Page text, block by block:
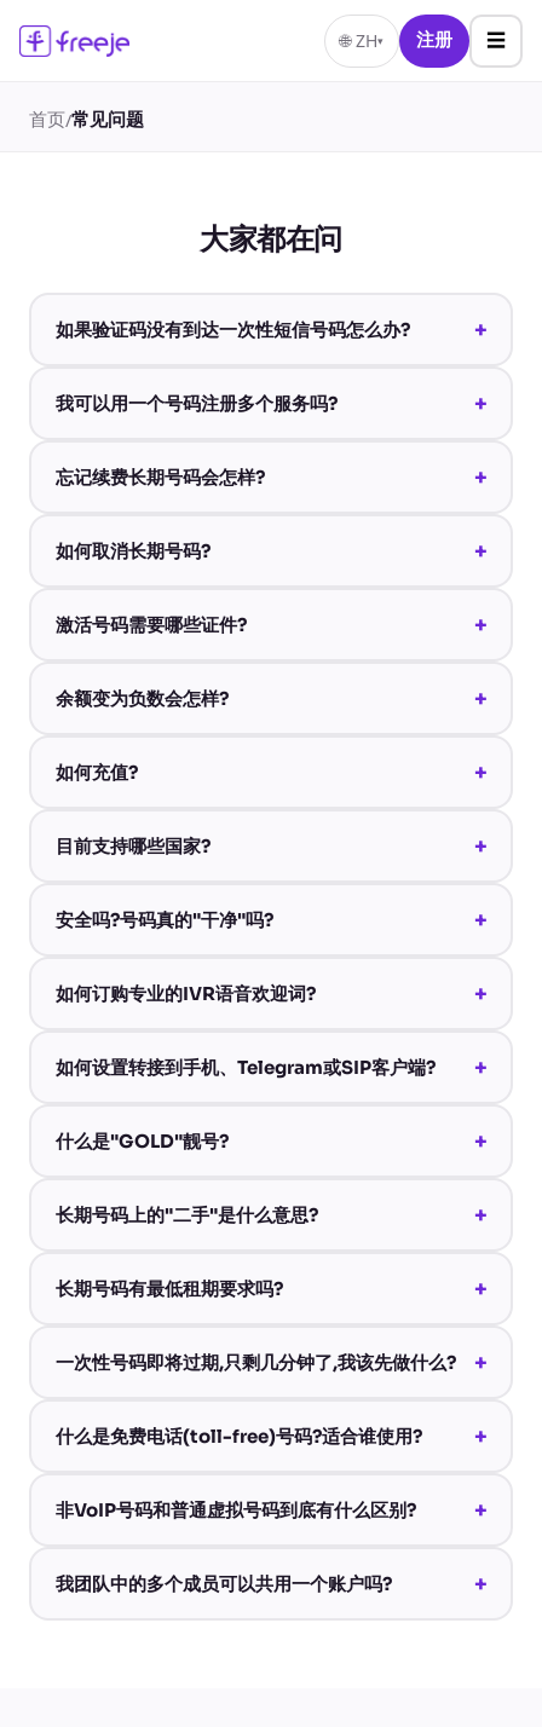
🌐ZH▾ 注册 ☰
首页/常见问题
大家都在问
如果验证码没有到达一次性短信号码怎么办? +
我可以用一个号码注册多个服务吗? +
忘记续费长期号码会怎样? +
如何取消长期号码? +
激活号码需要哪些证件? +
余额变为负数会怎样? +
如何充值? +
目前支持哪些国家? +
安全吗?号码真的"干净"吗? +
如何订购专业的IVR语音欢迎词? +
如何设置转接到手机、Telegram或SIP客户端? +
什么是"GOLD"靓号? +
长期号码上的"二手"是什么意思? +
长期号码有最低租期要求吗? +
一次性号码即将过期,只剩几分钟了,我该先做什么? +
什么是免费电话(toll-free)号码?适合谁使用? +
非VoIP号码和普通虚拟号码到底有什么区别? +
我团队中的多个成员可以共用一个账户吗? +